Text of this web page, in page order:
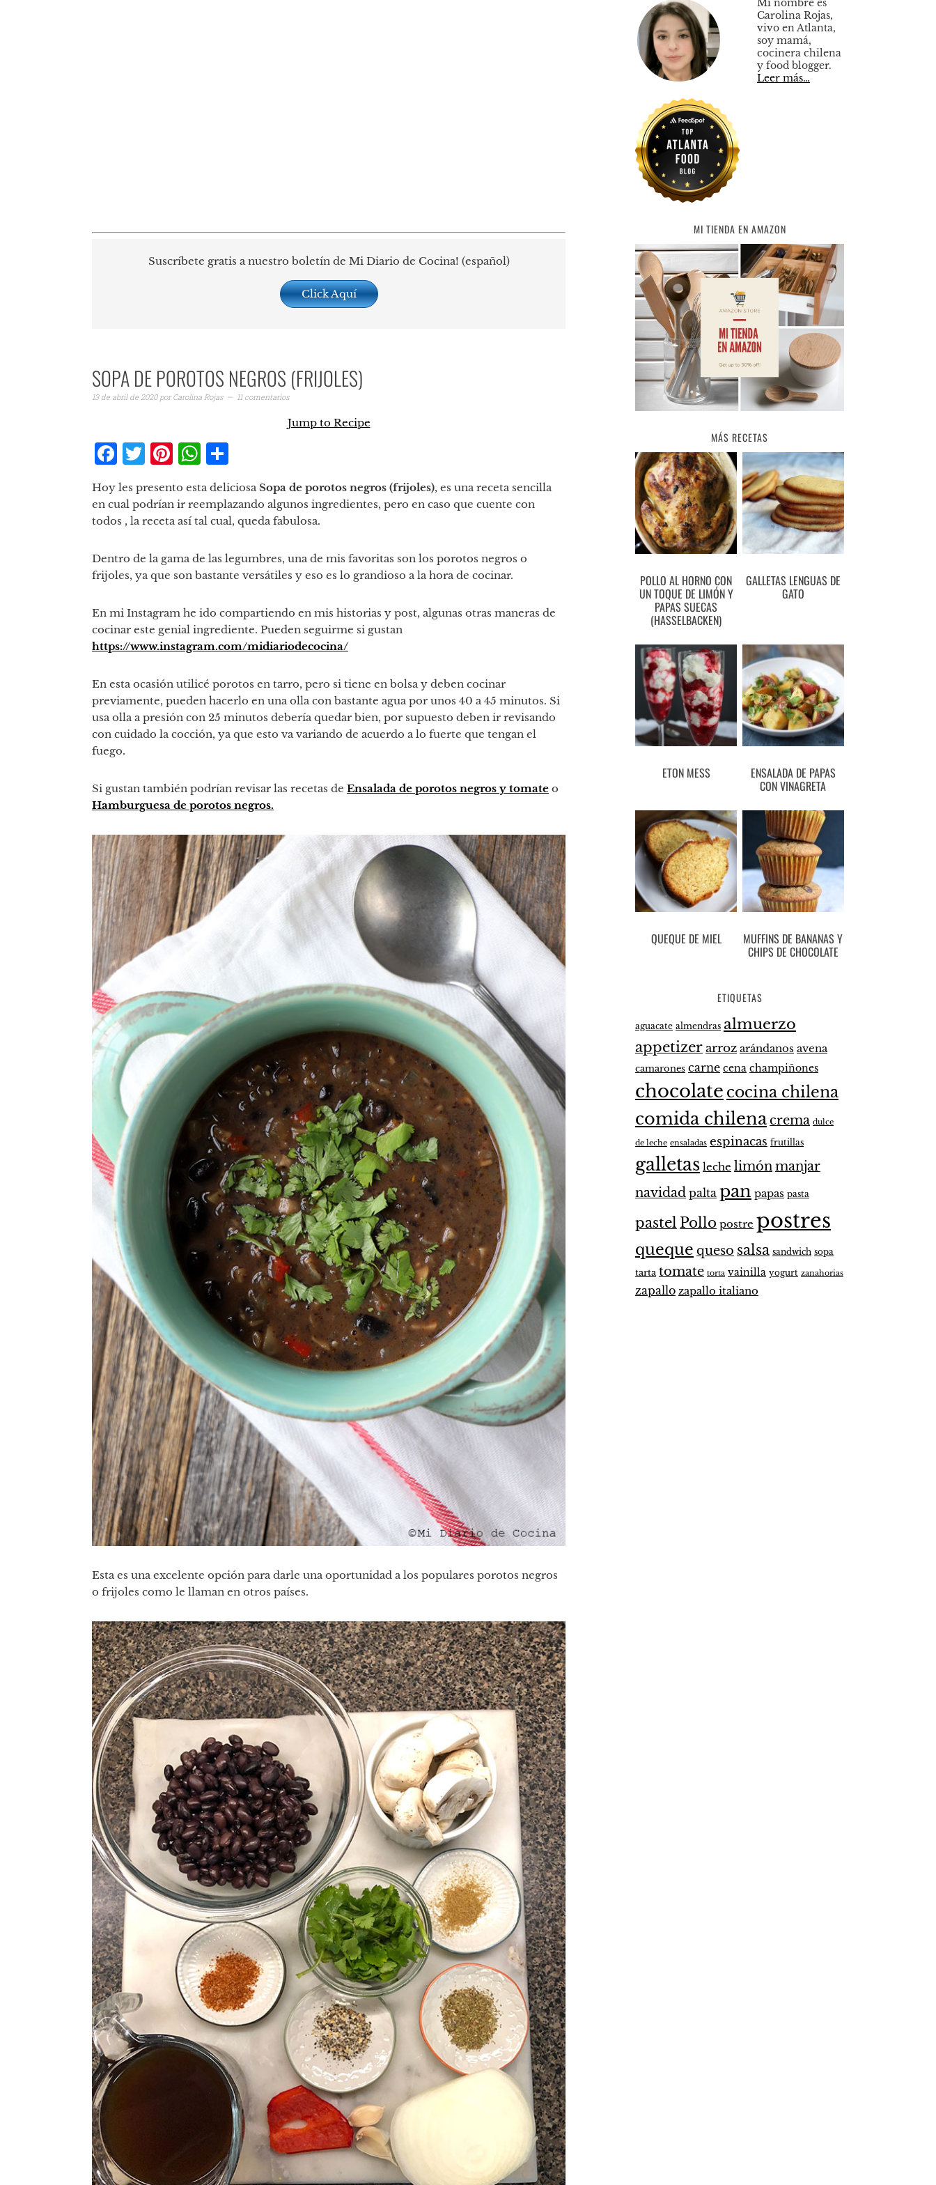
Suscríbete gratis a nuestro boletín de Mi Diario de Cocina! (español)
Click Aquí
SOPA DE POROTOS NEGROS (FRIJOLES)
13 de abril de 2020porCarolina Rojas 11 comentarios
Jump to Recipe
Facebook
Twitter
Pinterest
WhatsApp
Hoy les presento esta deliciosa Sopa de porotos negros (frijoles), es una receta sencilla
en cual podrían ir reemplazando algunos ingredientes, pero en caso que cuente con
todos , la receta así tal cual, queda fabulosa.
Dentro de la gama de las legumbres, una de mis favoritas son los porotos negros o
frijoles, ya que son bastante versátiles y eso es lo grandioso a la hora de cocinar.
En mi Instagram he ido compartiendo en mis historias y post, algunas otras maneras de
cocinar este genial ingrediente. Pueden seguirme si gustan
https://www.instagram.com/midiariodecocina/
En esta ocasión utilicé porotos en tarro, pero si tiene en bolsa y deben cocinar
previamente, pueden hacerlo en una olla con bastante agua por unos 40 a 45 minutos. Si
usa olla a presión con 25 minutos debería quedar bien, por supuesto deben ir revisando
con cuidado la cocción, ya que esto va variando de acuerdo a lo fuerte que tengan el
fuego.
Si gustan también podrían revisar las recetas de Ensalada de porotos negros y tomate o
Hamburguesa de porotos negros.
Esta es una excelente opción para darle una oportunidad a los populares porotos negros
o frijoles como le llaman en otros países.
Mi nombre es
Carolina Rojas,
vivo en Atlanta,
soy mamá,
cocinera chilena
y food blogger.
Leer más…
MI TIENDA EN AMAZON
MÁS RECETAS
POLLO AL HORNO CON
UN TOQUE DE LIMÓN Y
PAPAS SUECAS
(HASSELBACKEN)
GALLETAS LENGUAS DE
GATO
ETON MESS ENSALADA DE PAPAS
CON VINAGRETA
QUEQUE DE MIEL MUFFINS DE BANANAS Y
CHIPS DE CHOCOLATE
ETIQUETAS
aguacate almendras almuerzo
appetizerarroz arándanos avena
camarones carne cena champiñones
chocolate cocina chilena
comida chilenacrema dulce
de leche ensaladas espinacas frutillas
galletas leche limónmanjar
navidad palta pan papas pasta
pastel Pollo postre postres
queque queso salsa sandwich sopa
tarta tomate torta vainilla yogurt zanahorias
zapallo zapallo italiano